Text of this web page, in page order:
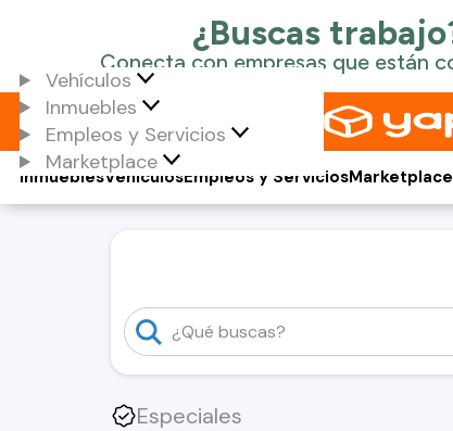
Vehículos
Inmuebles
Empleos y Servicios
Marketplace
Vehículos
Inmuebles Empleos y ServiciosMarketplace
Especiales